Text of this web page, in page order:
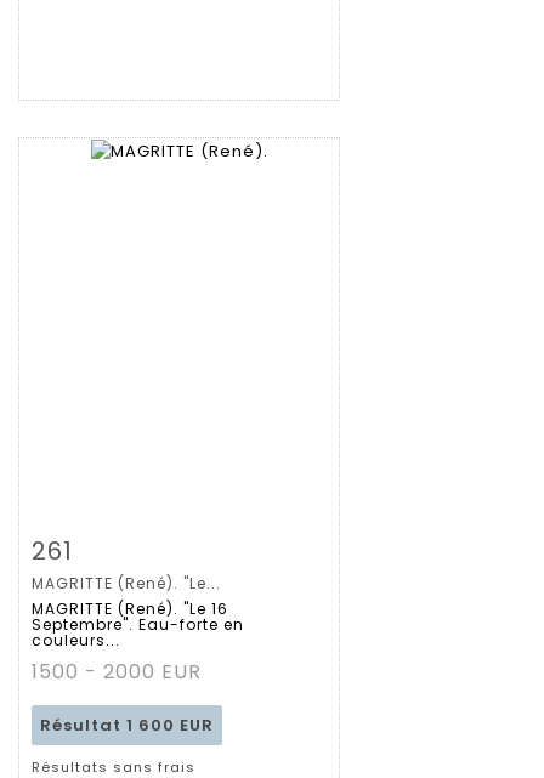
Fiche détaillée
261
MAGRITTE (René). "Le...
MAGRITTE (René). "Le 16
Septembre". Eau-forte en
couleurs...
1500 - 2000 EUR
Résultat 1 600 EUR
Résultats sans frais